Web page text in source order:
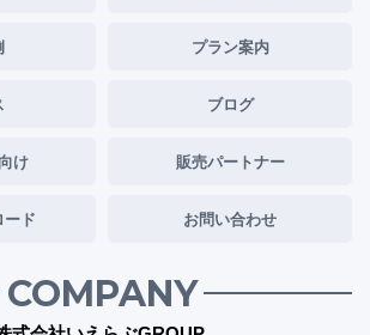
プラン案内
ブログ
け 販売パートナー
ード お問い合わせ
COMPANY